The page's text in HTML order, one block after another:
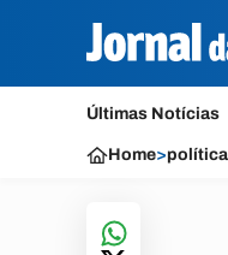
Últimas Notícias
Home>política